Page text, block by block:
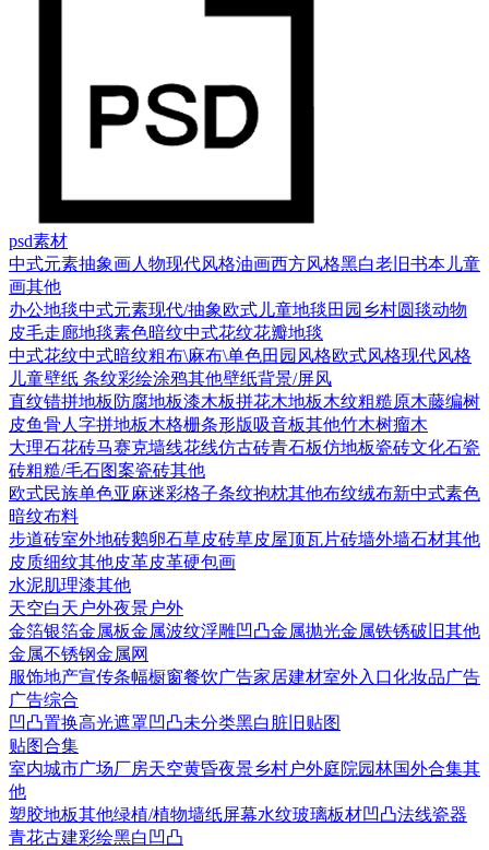
psd素材
中式元素抽象画人物现代风格油画西方风格黑白老旧书本 儿童
画其他
办公地毯中式元素现代/抽象欧式 儿童地毯 田园乡村圆毯动物
皮毛走廊地毯素色暗纹中式花纹花瓣地毯
中式花纹中式暗纹粗布\麻布\单色田园风格欧式风格现代风格
儿童壁纸 条纹彩绘涂鸦其他壁纸背景/屏风
直纹错拼地板 防腐地板漆木板拼花木地板木纹粗糙原木藤编树
皮鱼骨人字拼地板木格栅条形版吸音板其他竹木树瘤木
大理石花砖马赛克墙线花线仿古砖青石板仿地板瓷砖文化石瓷
砖粗糙/毛石图案瓷砖其他
欧式民族单色亚麻迷彩格子条纹抱枕其他布纹绒布新中式素色
暗纹布料
步道砖室外地砖鹅卵石草皮砖草皮屋顶瓦片砖墙外墙石材其他
皮质细纹其他皮革皮革硬包画
水泥肌理漆其他
天空白天户外夜景户外
金箔银箔金属板金属波纹浮雕凹凸金属抛光金属铁锈破旧其他
金属不锈钢金属网
服饰地产宣传条幅橱窗餐饮广告家居建材室外入口化妆品广告
广告综合
凹凸置换高光遮罩凹凸未分类黑白脏旧贴图
贴图合集
室内城市广场厂房天空黄昏夜景乡村户外庭院园林国外合集其
他
塑胶地板其他绿植/植物墙纸屏幕水纹玻璃板材凹凸法线瓷器
青花古建彩绘黑白凹凸